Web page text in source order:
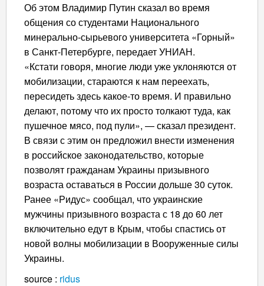
Об этом Владимир Путин сказал во время
общения со студентами Национального
минерально-сырьевого университета «Горный»
в Санкт-Петербурге, передает УНИАН.
«Кстати говоря, многие люди уже уклоняются от
мобилизации, стараются к нам переехать,
пересидеть здесь какое-то время. И правильно
делают, потому что их просто толкают туда, как
пушечное мясо, под пули», — сказал президент.
В связи с этим он предложил внести изменения
в российское законодательство, которые
позволят гражданам Украины призывного
возраста оставаться в России дольше 30 суток.
Ранее «Ридус» сообщал, что украинские
мужчины призывного возраста с 18 до 60 лет
включительно едут в Крым, чтобы спастись от
новой волны мобилизации в Вооруженные силы
Украины.
source : ridus